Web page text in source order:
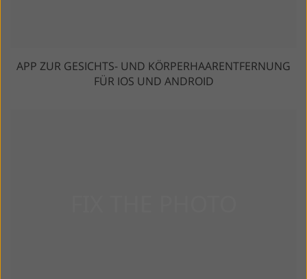
APP ZUR GESICHTS- UND KÖRPERHAARENTFERNUNG
FÜR IOS UND ANDROID